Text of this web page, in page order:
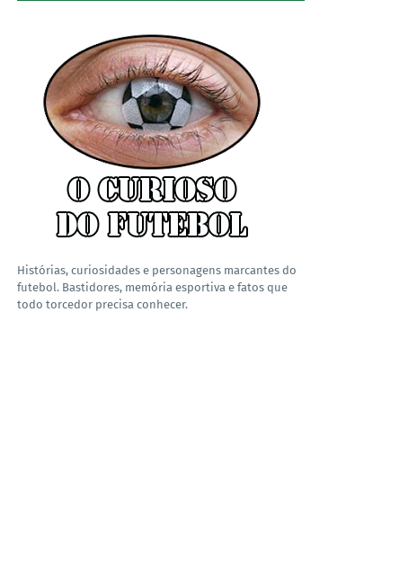
Histórias, curiosidades e personagens marcantes do
futebol. Bastidores, memória esportiva e fatos que
todo torcedor precisa conhecer.